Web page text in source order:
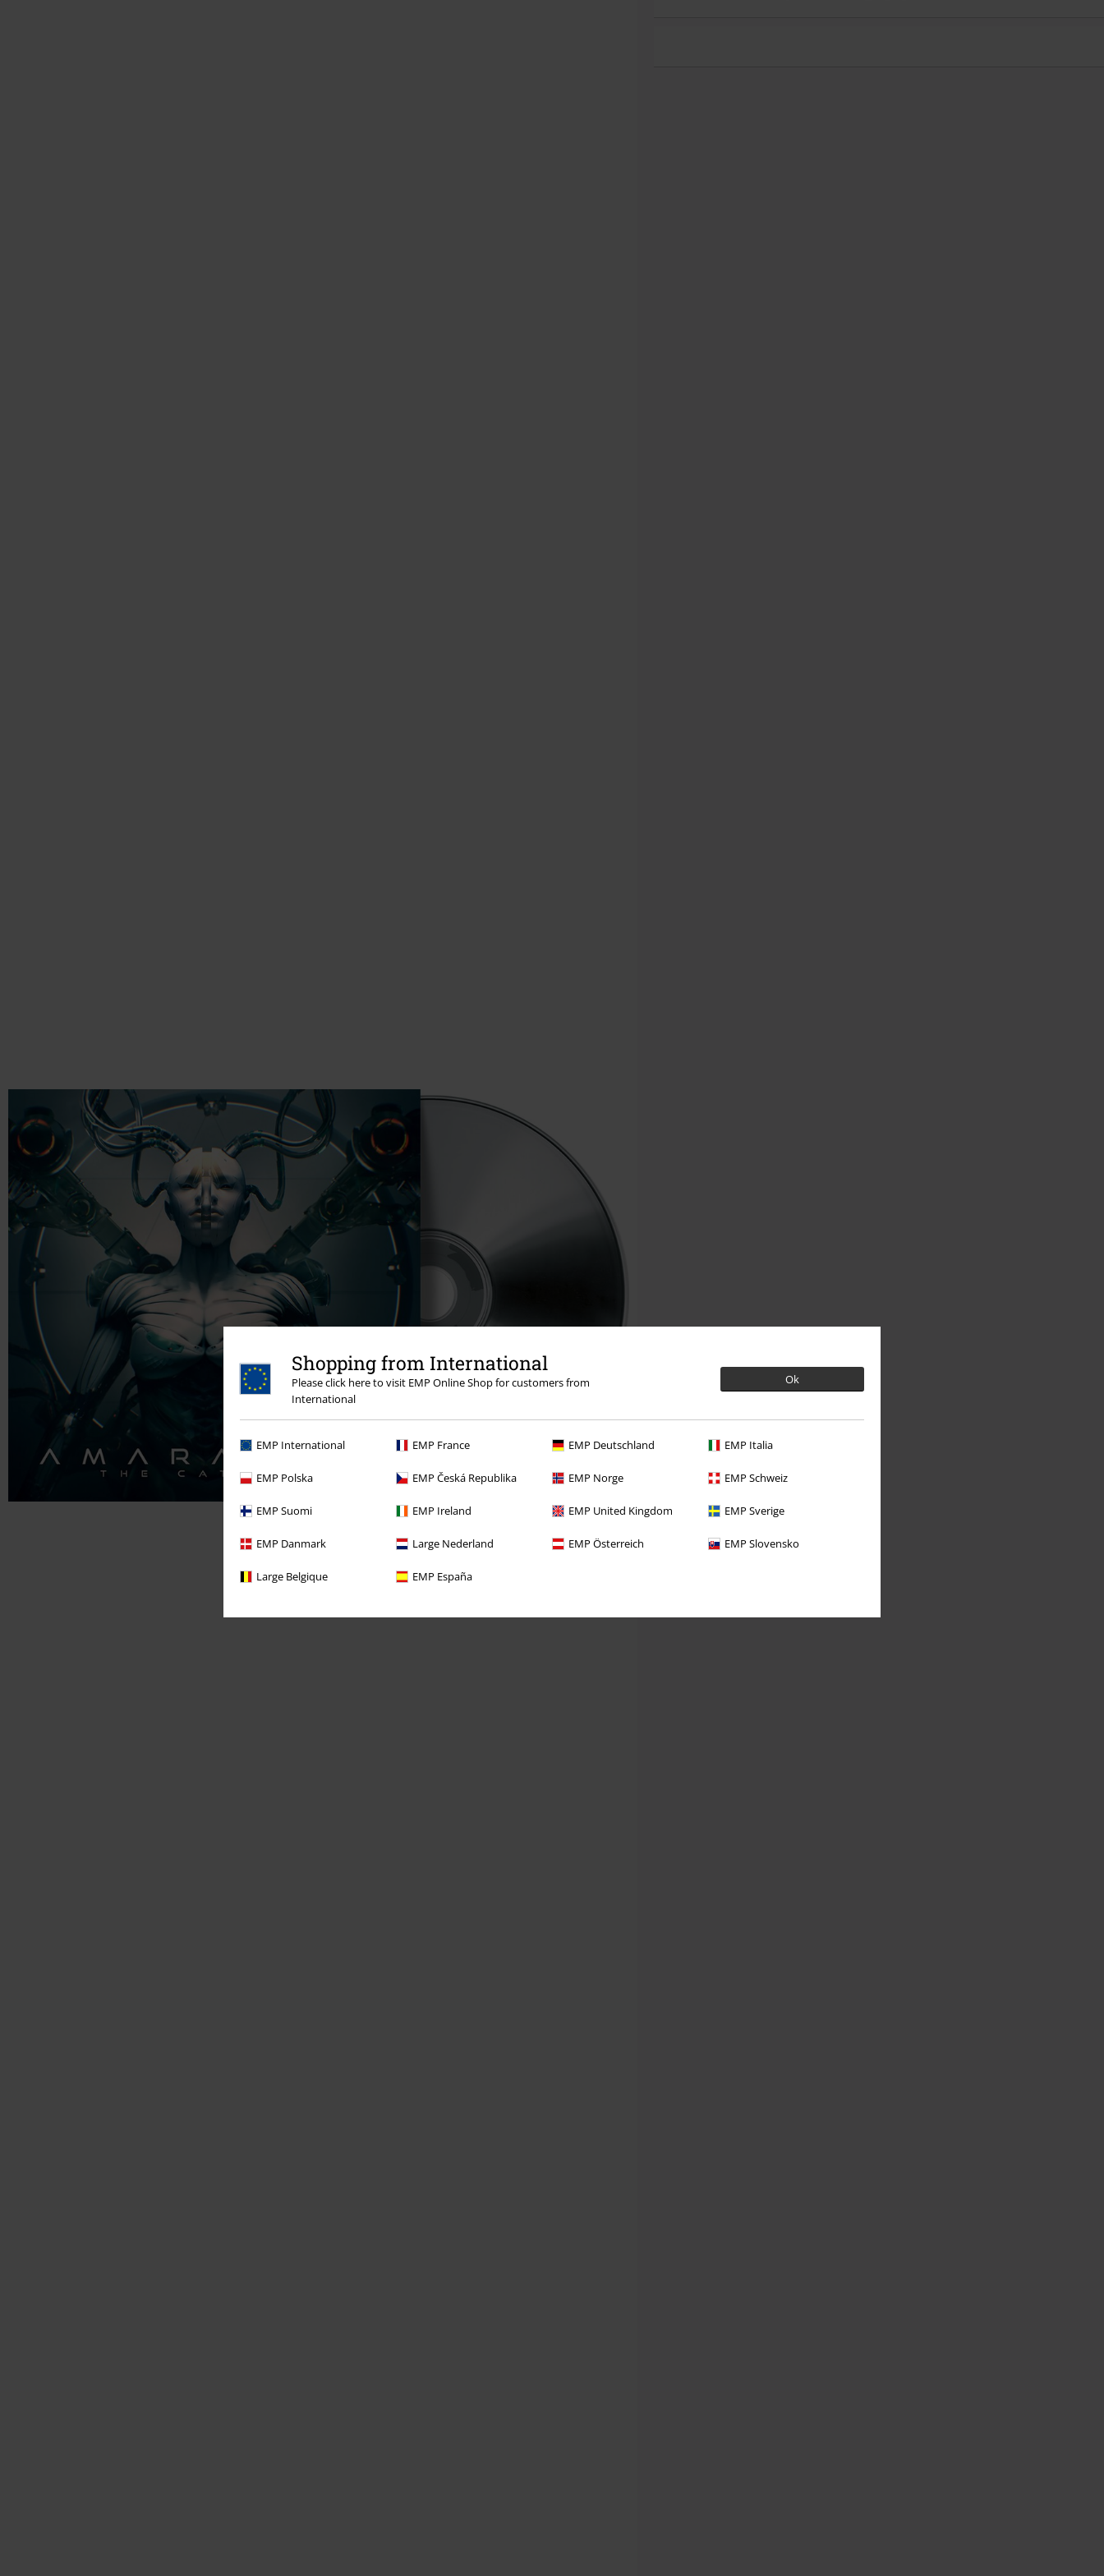
Shopping from International
Please click here to visit EMP Online Shop for customers from
International
Ok
EMP International EMP France EMP Deutschland EMP Italia
EMP Polska EMP Česká Republika EMP Norge EMP Schweiz
EMP Suomi EMP Ireland EMP United Kingdom EMP Sverige
EMP Danmark Large Nederland EMP Österreich EMP Slovensko
Large Belgique EMP España